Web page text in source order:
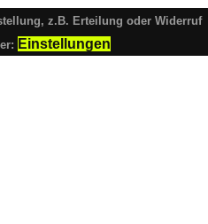
z.B. Erteilung oder Widerruf
Einstellungen